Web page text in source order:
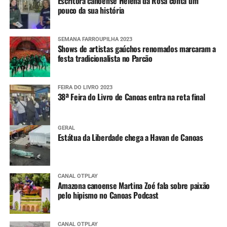
pouco da sua história
SEMANA FARROUPILHA 2023
Shows de artistas gaúchos renomados marcaram a
festa tradicionalista no Parcão
FEIRA DO LIVRO 2023
38ª Feira do Livro de Canoas entra na reta final
GERAL
Estátua da Liberdade chega a Havan de Canoas
CANAL OTPLAY
Amazona canoense Martina Zoé fala sobre paixão
pelo hipismo no Canoas Podcast
CANAL OTPLAY